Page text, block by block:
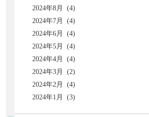
2024年8月 (4)
2024年7月 (4)
2024年6月 (4)
2024年5月 (4)
2024年4月 (4)
2024年3月 (2)
2024年2月 (4)
2024年1月 (3)